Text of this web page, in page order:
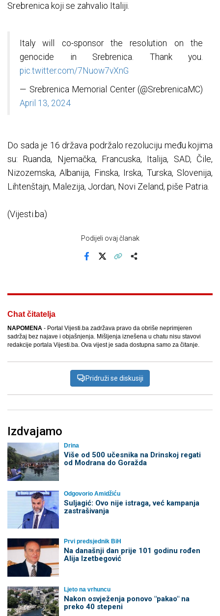
Srebrenica koji se zahvalio Italiji.
Italy will co-sponsor the resolution on the
genocide in Srebrenica. Thank you.
pic.twitter.com/7Nuow7vXnG
— Srebrenica Memorial Center (@SrebrenicaMC)
April 13, 2024
Do sada je 16 država podržalo rezoluciju među kojima
su: Ruanda, Njemačka, Francuska, Italija, SAD, Čile,
Nizozemska, Albanija, Finska, Irska, Turska, Slovenija,
Lihtenštajn, Malezija, Jordan, Novi Zeland, piše Patria.
(Vijesti.ba)
Podijeli ovaj članak
Chat čitatelja
NAPOMENA - Portal Vijesti.ba zadržava pravo da obriše neprimjeren
sadržaj bez najave i objašnjenja. Mišljenja iznešena u chatu nisu stavovi
redakcije portala Vijesti.ba. Ova vijest je sada dostupna samo za čitanje.
Pridruži se diskusiji
Izdvajamo
Drina
Više od 500 učesnika na Drinskoj regati
od Modrana do Goražda
Odgovorio Amidžiću
Suljagić: Ovo nije istraga, već kampanja
zastrašivanja
Prvi predsjednik BiH
Na današnji dan prije 101 godinu rođen
Alija Izetbegović
Ljeto na vrhuncu
Nakon osvježenja ponovo "pakao" na
preko 40 stepeni